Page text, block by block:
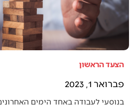
הצעד הראשון
פברואר 1, 2023
בנוסעי לעבודה באחד הימים